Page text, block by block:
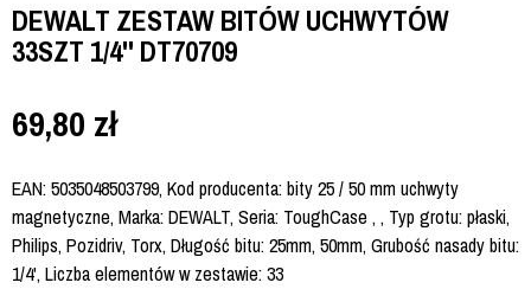
DEWALT ZESTAW BITÓW UCHWYTÓW
33SZT 1/4'' DT70709
69,80 zł
EAN: 5035048503799, Kod producenta: bity 25 / 50 mm uchwyty
magnetyczne, Marka: DEWALT, Seria: ToughCase , , Typ grotu: płaski,
Philips, Pozidriv, Torx, Długość bitu: 25mm, 50mm, Grubość nasady bitu:
1/4', Liczba elementów w zestawie: 33